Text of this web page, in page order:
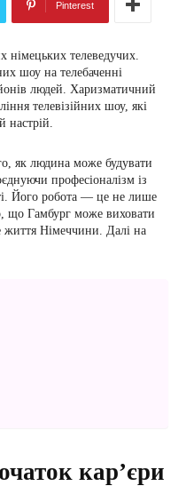
Pinterest
телеведучих.
шоу на телебаченні
людей. Харизматичний
телевізійних шоу, які
настрій.
як людина може будувати
професіоналізм із
Його робота — це не лише
що Гамбург може виховати
життя Німеччини. Далі на
кар’єри